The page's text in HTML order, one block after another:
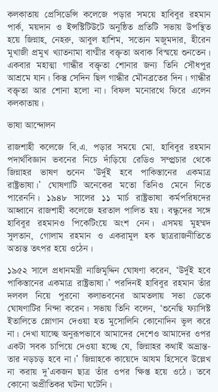
কলকাতায় প্রেসিডেন্সি কলেজে পড়ার সময়ে হাবিবুর রহমান
পার্ক, ময়দান ও ইন্সস্টিটিউটে অনুষ্ঠিত প্রতিটি সভায় উপস্থিত
হয়ে জিন্নাহ, নেহরু, আবুল হাশিম, সত্যেন মজুমদার, হীরেন
মুখাজী প্রমুখ খ্যাতনামা বাগ্মীর বক্তৃতা অবাক বিস্ময়ে শুনতেন।
একবার মহাত্মা গান্ধীর বক্তৃতা শোনার জন্য তিনি সৌধপুর
আশ্রমে যান। কিন্তু সেদিন ছিল গান্ধীর মৌনব্রতের দিন। গান্ধীর
বক্তৃতা আর শোনা হলো না। বিফল মনোরথে ফিরে এলেন
কলকাতায়।
ভাষা আন্দোলন
রাজশাহী কলেজে বি.এ. পড়ার সময়ে মো. হাবিবুর রহমান
পদার্থবিজ্ঞান ভবনের নিচে দাঁড়িয়ে রেডিও সম্প্র্রচার থেকে
জিন্নাহর ভাষণ শুনেন ‘উর্দুই হবে পাকিস্তানের একমাত্র
রাষ্ট্রভাষা।’ ঘোষণাটি অনেকের মতো তিনিও মেনে নিতে
পারেননি। ১৯৪৮ সালের ১১ মার্চ রাষ্ট্রভাষা কর্মপরিষদের
আহ্বানে রাজশাহী কলেজে হরতাল পালিত হয়। বন্ধুদের সঙ্গে
হাবিবুর রহমানও পিকেটিংয়ে অংশ নেন। এসময় মুহম্মদ
সুলতান, গোলাম রহমান ও একরামুল হক ছাত্ররাজনীতিতে
অত্যন্ত তত্‍পর হয়ে ওঠেন।
১৯৫২ সালে প্রধানমন্ত্রী নাজিমুদ্দিন ঘোষণা করেন, ‘উর্দুই হবে
পাকিস্তানের একমাত্র রাষ্ট্রভাষা।’ পরদিনই হাবিবুর রহমান তাঁর
দলবল নিয়ে পুরনো কলাভবনের আমতলায় সভা ডেকে
ঘোষণাটির নিন্দা করেন। সভায় তিনি বলেন, ‘শুনেছি ফ্যাসিস্ট
ইতালিতে স্লোগান দেওয়া হত মুসোলিনি কোনোদিন ভুল করে
না। দেখা যাচ্ছে অনুরূপভাবে আমাদের দেশেও আমাদের ওপর
একটা সবক চাপিয়ে দেওয়া হচ্ছে যে, জিন্নাহর কথাই অভ্রান্ত-
তার নড়চড় হবে না।’ জিন্নাহকে কায়েদে আযম হিসেবে উল্লেখ
না করায় দু’একজন ছাত্র তাঁর ওপর ক্ষিপ্ত হয়ে ওঠে। তবে
কোনো অপ্রীতিকর ঘটনা ঘটেনি।